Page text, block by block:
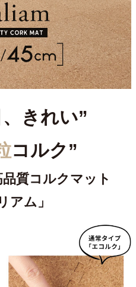
きれい”
コルク”
質コルクマット
アム」